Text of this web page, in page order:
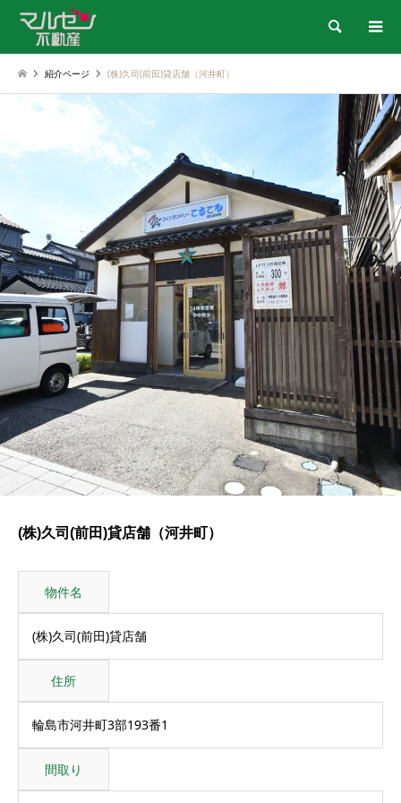
検索
紹介ページ (株)久司(前田)貸店舗（河井町）
(株)久司(前田)貸店舗（河井町）
物件名
(株)久司(前田)貸店舗
住所
輪島市河井町3部193番1
間取り